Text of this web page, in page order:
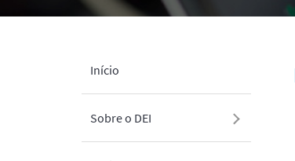
Início
Sobre o DEI